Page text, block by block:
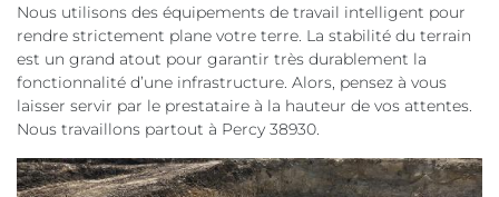
Nous utilisons des équipements de travail intelligent pour
rendre strictement plane votre terre. La stabilité du terrain
est un grand atout pour garantir très durablement la
fonctionnalité d’une infrastructure. Alors, pensez à vous
laisser servir par le prestataire à la hauteur de vos attentes.
Nous travaillons partout à Percy 38930.